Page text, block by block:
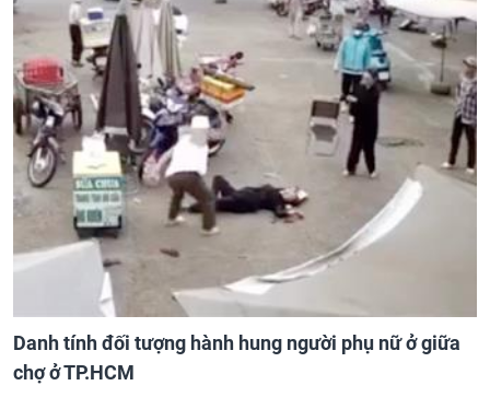
Danh tính đối tượng hành hung người phụ nữ ở giữa
chợ ở TP.HCM